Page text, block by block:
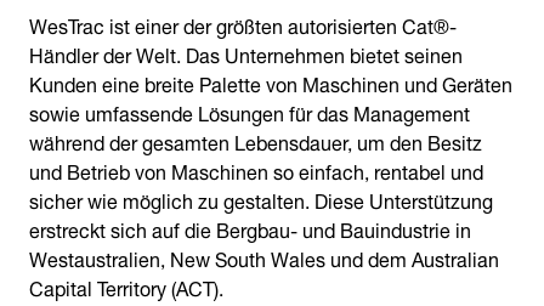
WesTrac ist einer der größten autorisierten Cat®-
Händler der Welt. Das Unternehmen bietet seinen
Kunden eine breite Palette von Maschinen und Geräten
sowie umfassende Lösungen für das Management
während der gesamten Lebensdauer, um den Besitz
und Betrieb von Maschinen so einfach, rentabel und
sicher wie möglich zu gestalten. Diese Unterstützung
erstreckt sich auf die Bergbau- und Bauindustrie in
Westaustralien, New South Wales und dem Australian
Capital Territory (ACT).